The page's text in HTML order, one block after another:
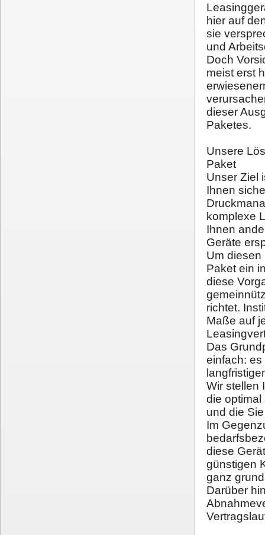
hier auf
sie
und
Doch
meist erst
dieser
Paketes.
Unsere
Paket
Unser Ziel
Ihnen
komplexe
Ihnen
Geräte
Um diesen
Paket ein
diese
richtet.
Maße auf
Das
einfach: es
Wir stellen
die
und die
Im
diese
günstigen
ganz
Darüber